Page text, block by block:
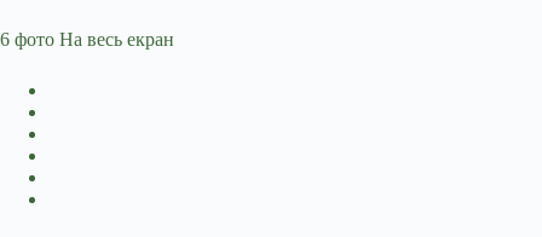
6 фото На весь екран